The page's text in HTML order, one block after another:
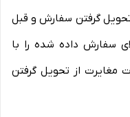
گرفتن سفارش و قبل
سفارش داده شده را با
مغایرت از تحویل گرفتن